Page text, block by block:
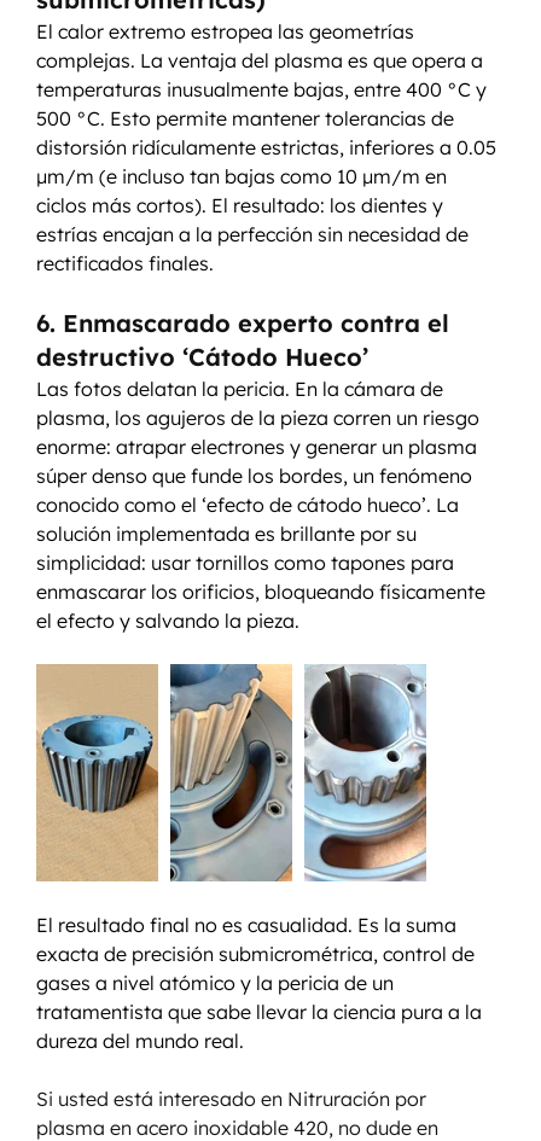
El calor extremo estropea las geometrías
complejas. La ventaja del plasma es que opera a
temperaturas inusualmente bajas, entre 400 °C y
500 °C. Esto permite mantener tolerancias de
distorsión ridículamente estrictas, inferiores a 0.05
µm/m (e incluso tan bajas como 10 µm/m en
ciclos más cortos). El resultado: los dientes y
estrías encajan a la perfección sin necesidad de
rectificados finales.
6. Enmascarado experto contra el
destructivo ‘Cátodo Hueco’
Las fotos delatan la pericia. En la cámara de
plasma, los agujeros de la pieza corren un riesgo
enorme: atrapar electrones y generar un plasma
súper denso que funde los bordes, un fenómeno
conocido como el ‘efecto de cátodo hueco’. La
solución implementada es brillante por su
simplicidad: usar tornillos como tapones para
enmascarar los orificios, bloqueando físicamente
el efecto y salvando la pieza.
El resultado final no es casualidad. Es la suma
exacta de precisión submicrométrica, control de
gases a nivel atómico y la pericia de un
tratamentista que sabe llevar la ciencia pura a la
dureza del mundo real.
Si usted está interesado en Nitruración por
plasma en acero inoxidable 420, no dude en